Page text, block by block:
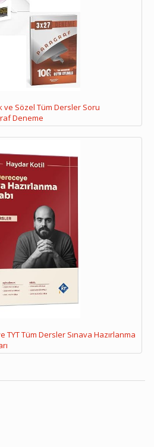
ve Sözel Tüm Dersler Soru
Deneme
Tüm Dersler Sınava Hazırlanma